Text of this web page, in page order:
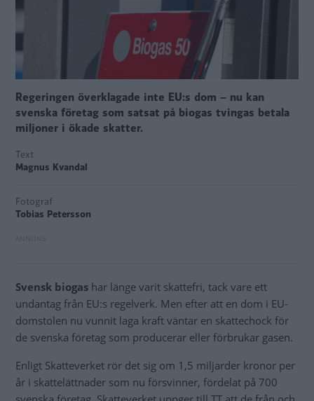
Regeringen överklagade inte EU:s dom – nu kan
svenska företag som satsat på biogas tvingas betala
miljoner i ökade skatter.
Text
Magnus Kvandal
Fotograf
Tobias Petersson
Svensk biogas har länge varit skattefri, tack vare ett
undantag från EU:s regelverk. Men efter att en dom i EU-
domstolen nu vunnit laga kraft väntar en skattechock för
de svenska företag som producerar eller förbrukar gasen.
Enligt Skatteverket rör det sig om 1,5 miljarder kronor per
år i skattelättnader som nu försvinner, fördelat på 700